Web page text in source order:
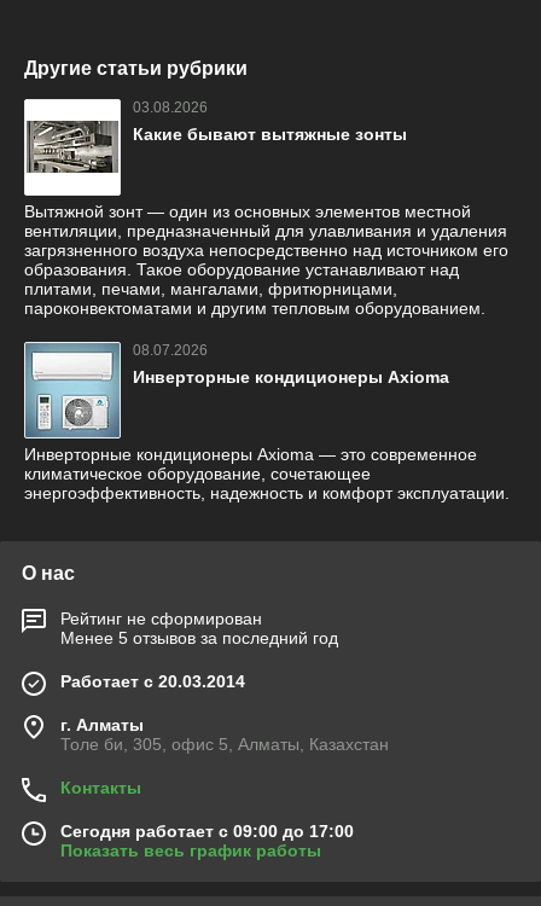
Другие статьи рубрики
03.08.2026
Какие бывают вытяжные зонты
Вытяжной зонт — один из основных элементов местной
вентиляции, предназначенный для улавливания и удаления
загрязненного воздуха непосредственно над источником его
образования. Такое оборудование устанавливают над
плитами, печами, мангалами, фритюрницами,
пароконвектоматами и другим тепловым оборудованием.
08.07.2026
Инверторные кондиционеры Axioma
Инверторные кондиционеры Axioma — это современное
климатическое оборудование, сочетающее
энергоэффективность, надежность и комфорт эксплуатации.
О нас
Рейтинг не сформирован
Менее 5 отзывов за последний год
Работает с 20.03.2014
г. Алматы
Толе би, 305, офис 5, Алматы, Казахстан
Контакты
Сегодня работает с 09:00 до 17:00
Показать весь график работы